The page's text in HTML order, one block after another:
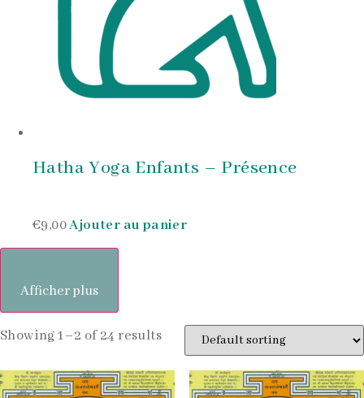
Hatha Yoga Enfants – Présence
€9,00Ajouter au panier
Afficher plus
Showing 1–2 of 24 results